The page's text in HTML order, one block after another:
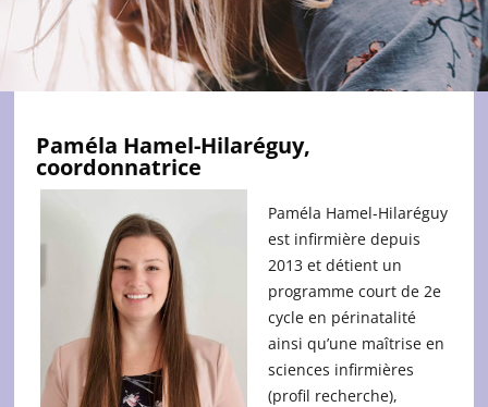
Paméla Hamel-Hilaréguy,
coordonnatrice
Paméla Hamel-Hilaréguy
est infirmière depuis
2013 et détient un
programme court de 2e
cycle en périnatalité
ainsi qu’une maîtrise en
sciences infirmières
(profil recherche),